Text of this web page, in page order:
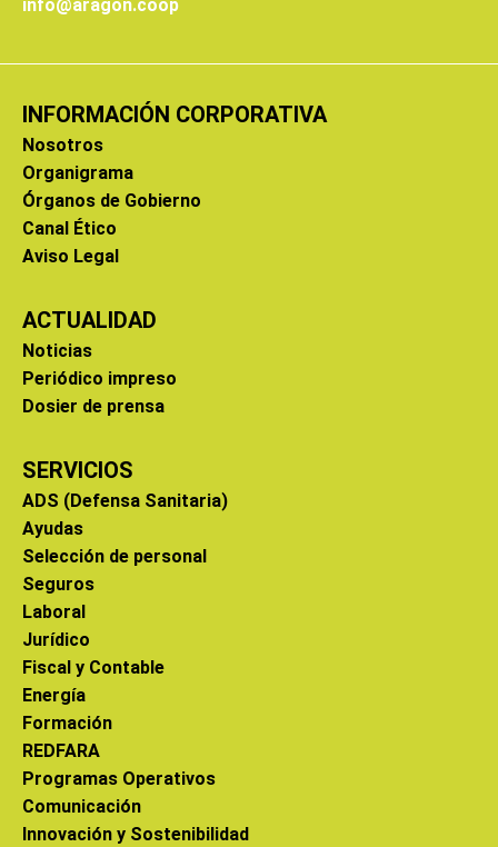
info@aragon.coop
INFORMACIÓN CORPORATIVA
Nosotros
Organigrama
Órganos de Gobierno
Canal Ético
Aviso Legal
ACTUALIDAD
Noticias
Periódico impreso
Dosier de prensa
SERVICIOS
ADS (Defensa Sanitaria)
Ayudas
Selección de personal
Seguros
Laboral
Jurídico
Fiscal y Contable
Energía
Formación
REDFARA
Programas Operativos
Comunicación
Innovación y Sostenibilidad